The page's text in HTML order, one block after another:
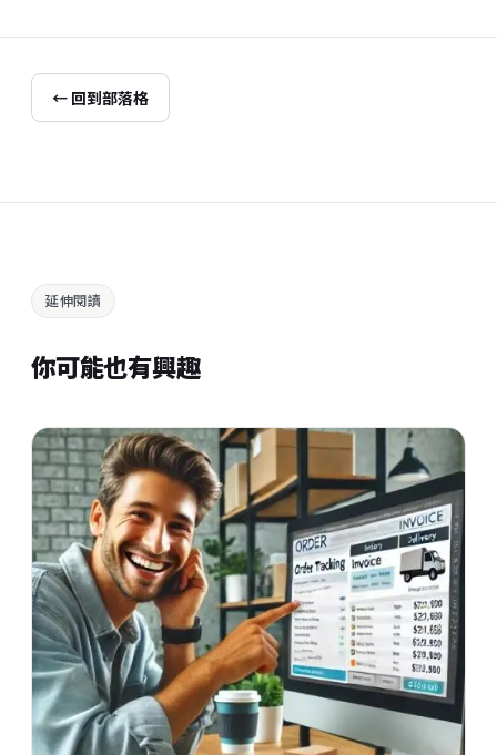
← 回到部落格
延伸閱讀
你可能也有興趣